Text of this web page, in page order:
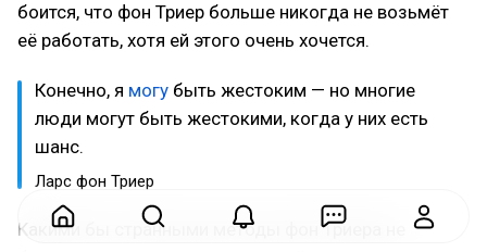
боится, что фон Триер больше никогда не возьмёт
её работать, хотя ей этого очень хочется.
Конечно, я могу быть жестоким — но многие
люди могут быть жестокими, когда у них есть
шанс.
Ларс фон Триер
Какими бы странными методы фон Триера не